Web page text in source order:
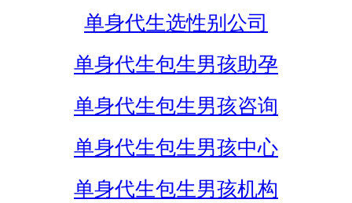
单身代生选性别公司
单身代生包生男孩助孕
单身代生包生男孩咨询
单身代生包生男孩中心
单身代生包生男孩机构